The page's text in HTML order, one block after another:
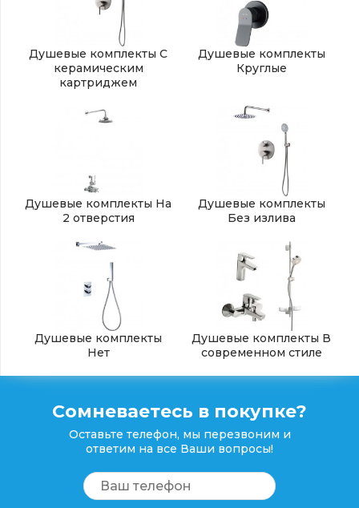
Душевые комплекты С
керамическим
картриджем
Душевые комплекты
Круглые
Душевые комплекты На
2 отверстия
Душевые комплекты
Без излива
Душевые комплекты
Нет
Душевые комплекты В
современном стиле
Сомневаетесь в покупке?
Оставьте телефон, мы перезвоним и
ответим на все Ваши вопросы!